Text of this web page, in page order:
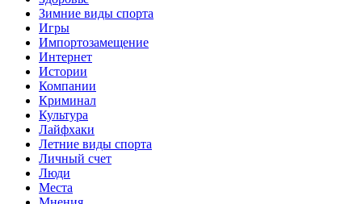
Зимние виды спорта
Игры
Импортозамещение
Интернет
Истории
Компании
Криминал
Культура
Лайфхаки
Летние виды спорта
Личный счет
Люди
Места